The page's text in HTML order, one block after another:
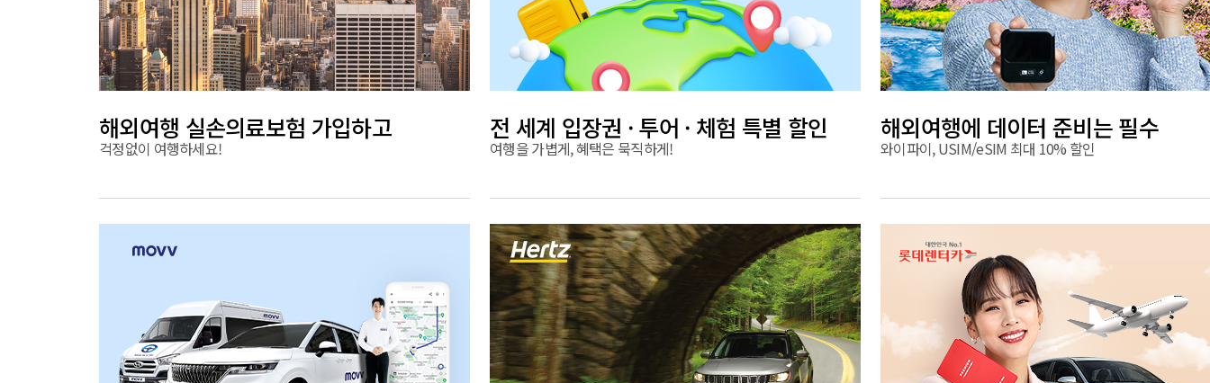
해외여행 실손의료보험 가입하고
걱정없이 여행하세요!
전 세계 입장권 · 투어 · 체험 특별 할인
여행을 가볍게, 혜택은 묵직하게!
해외여행에 데이터 준비는 필수
와이파이, USIM/eSIM 최대 10% 할인